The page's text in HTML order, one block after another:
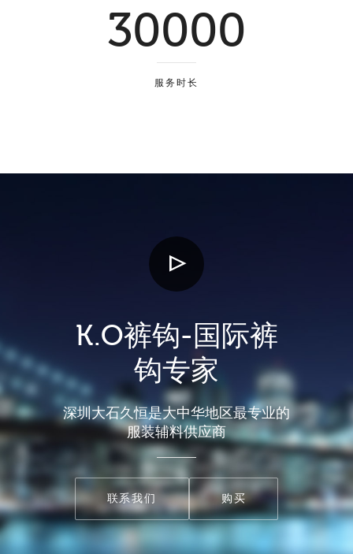
30000
服务时长
K.O裤钩-国际裤
钩专家
深圳大石久恒是大中华地区最专业的
服装辅料供应商
联系我们 购买